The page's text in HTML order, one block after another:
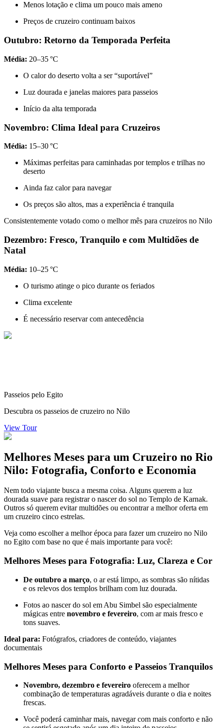
Menos lotação e clima um pouco mais ameno
Preços de cruzeiro continuam baixos
Outubro: Retorno da Temporada Perfeita
Média: 20–35 °C
O calor do deserto volta a ser “suportável”
Luz dourada e janelas maiores para passeios
Início da alta temporada
Novembro: Clima Ideal para Cruzeiros
Média: 15–30 °C
Máximas perfeitas para caminhadas por templos e trilhas no
deserto
Ainda faz calor para navegar
Os preços são altos, mas a experiência é tranquila
Consistentemente votado como o melhor mês para cruzeiros no Nilo
Dezembro: Fresco, Tranquilo e com Multidões de
Natal
Média: 10–25 °C
O turismo atinge o pico durante os feriados
Clima excelente
É necessário reservar com antecedência
Passeios pelo Egito
Descubra os passeios de cruzeiro no Nilo
View Tour
Melhores Meses para um Cruzeiro no Rio
Nilo: Fotografia, Conforto e Economia
Nem todo viajante busca a mesma coisa. Alguns querem a luz
dourada suave para registrar o nascer do sol no Templo de Karnak.
Outros só querem evitar multidões ou encontrar a melhor oferta em
um cruzeiro cinco estrelas.
Veja como escolher a melhor época para fazer um cruzeiro no Nilo
no Egito com base no que é mais importante para você:
Melhores Meses para Fotografia: Luz, Clareza e Cor
De outubro a março, o ar está limpo, as sombras são nítidas
e os relevos dos templos brilham com luz dourada.
Fotos ao nascer do sol em Abu Simbel são especialmente
mágicas entre novembro e fevereiro, com ar mais fresco e
tons suaves.
Ideal para: Fotógrafos, criadores de conteúdo, viajantes
documentais
Melhores Meses para Conforto e Passeios Tranquilos
Novembro, dezembro e fevereiro oferecem a melhor
combinação de temperaturas agradáveis durante o dia e noites
frescas.
Você poderá caminhar mais, navegar com mais conforto e não